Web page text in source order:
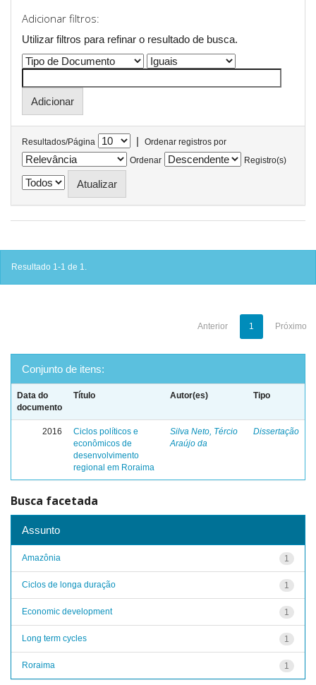
Adicionar filtros:
Utilizar filtros para refinar o resultado de busca.
Resultados/Página |
Ordenar registros por
Ordenar
Registro(s)
Resultado 1-1 de 1.
Anterior 1 Próximo
Conjunto de itens:
Data do
documento
Título Autor(es) Tipo
2016
Ciclos políticos e
econômicos de
desenvolvimento
regional em Roraima
Silva Neto, Tércio
Araújo da
Dissertação
Busca facetada
Assunto
1
Amazônia
1
Ciclos de longa duração
1
Economic development
1
Long term cycles
1
Roraima